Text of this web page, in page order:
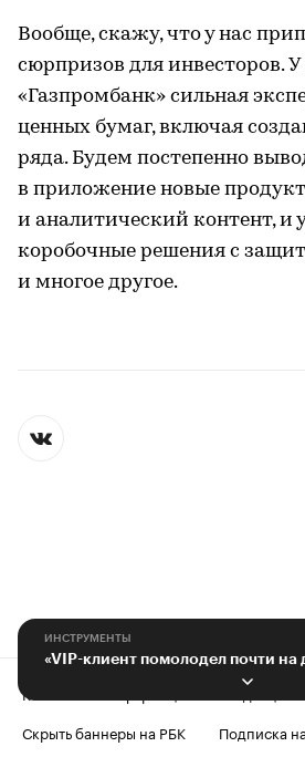
Вообще, скажу, что у нас
сюрпризов для инвесторов.
«Газпромбанк» сильная
ценных бумаг, включая
ряда. Будем постепенно
в приложение новые
и аналитический контент, и
коробочные решения с
и многое другое.
ИНСТРУМЕНТЫ
«VIP-клиент помолодел почти на
Контактная информация
Редакция
Скрыть баннеры на РБК
Подписка